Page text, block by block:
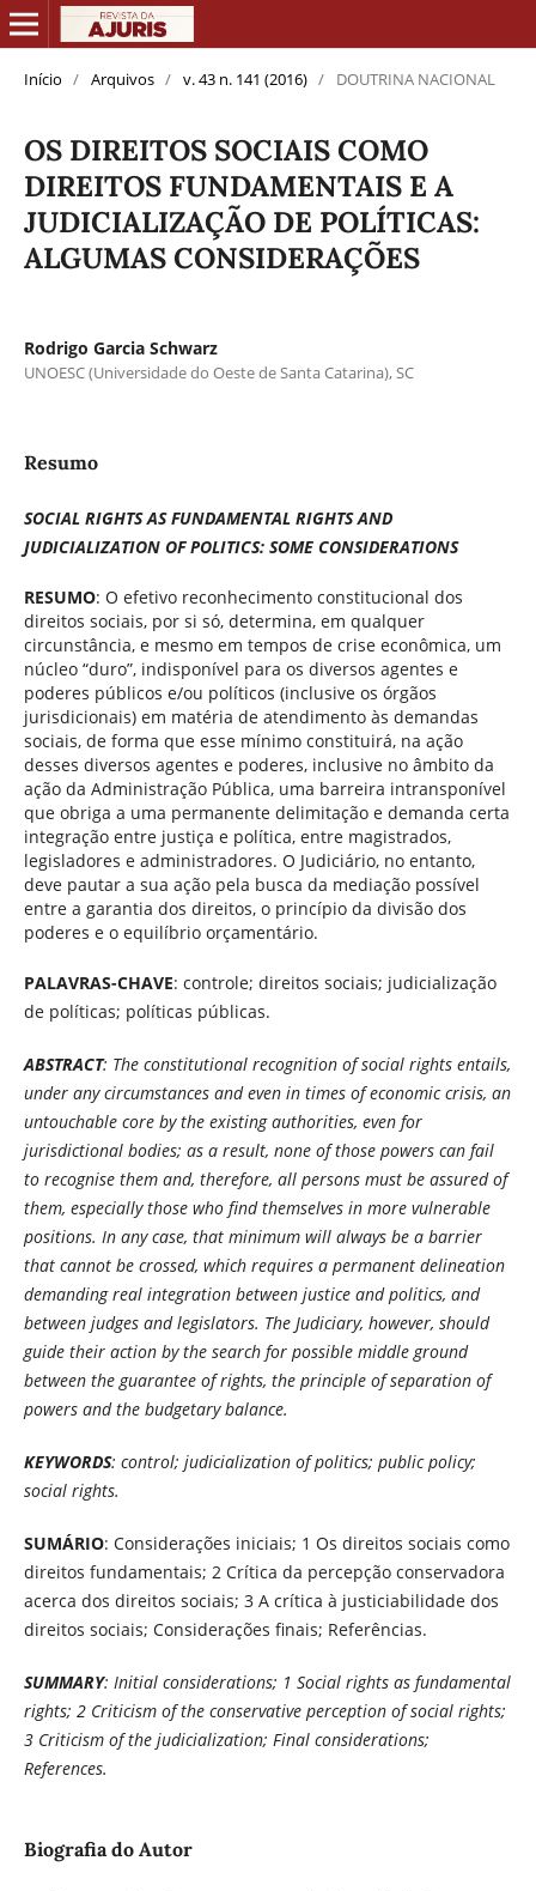
Início / Arquivos / v. 43 n. 141 (2016) / DOUTRINA NACIONAL
OS DIREITOS SOCIAIS COMO
DIREITOS FUNDAMENTAIS E A
JUDICIALIZAÇÃO DE POLÍTICAS:
ALGUMAS CONSIDERAÇÕES
Rodrigo Garcia Schwarz
UNOESC (Universidade do Oeste de Santa Catarina), SC
Resumo
SOCIAL RIGHTS AS FUNDAMENTAL RIGHTS AND
JUDICIALIZATION OF POLITICS: SOME CONSIDERATIONS
RESUMO: O efetivo reconhecimento constitucional dos
direitos sociais, por si só, determina, em qualquer
circunstância, e mesmo em tempos de crise econômica, um
núcleo “duro”, indisponível para os diversos agentes e
poderes públicos e/ou políticos (inclusive os órgãos
jurisdicionais) em matéria de atendimento às demandas
sociais, de forma que esse mínimo constituirá, na ação
desses diversos agentes e poderes, inclusive no âmbito da
ação da Administração Pública, uma barreira intransponível
que obriga a uma permanente delimitação e demanda certa
integração entre justiça e política, entre magistrados,
legisladores e administradores. O Judiciário, no entanto,
deve pautar a sua ação pela busca da mediação possível
entre a garantia dos direitos, o princípio da divisão dos
poderes e o equilíbrio orçamentário.
PALAVRAS-CHAVE: controle; direitos sociais; judicialização
de políticas; políticas públicas.
ABSTRACT: The constitutional recognition of social rights entails,
under any circumstances and even in times of economic crisis, an
untouchable core by the existing authorities, even for
jurisdictional bodies; as a result, none of those powers can fail
to recognise them and, therefore, all persons must be assured of
them, especially those who find themselves in more vulnerable
positions. In any case, that minimum will always be a barrier
that cannot be crossed, which requires a permanent delineation
demanding real integration between justice and politics, and
between judges and legislators. The Judiciary, however, should
guide their action by the search for possible middle ground
between the guarantee of rights, the principle of separation of
powers and the budgetary balance.
KEYWORDS: control; judicialization of politics; public policy;
social rights.
SUMÁRIO: Considerações iniciais; 1 Os direitos sociais como
direitos fundamentais; 2 Crítica da percepção conservadora
acerca dos direitos sociais; 3 A crítica à justiciabilidade dos
direitos sociais; Considerações finais; Referências.
SUMMARY: Initial considerations; 1 Social rights as fundamental
rights; 2 Criticism of the conservative perception of social rights;
3 Criticism of the judicialization; Final considerations;
References.
Biografia do Autor